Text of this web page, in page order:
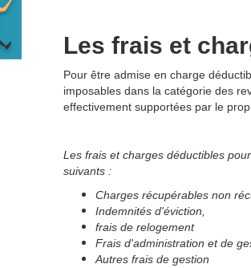
Les frais et
Pour être admise en charge
imposables dans la catégorie des
effectivement supportées par le
Les frais et charges déductibles
suivants :
Charges récupérables non
Indemnités d'éviction,
frais de relogement
Frais d'administration et de
Autres frais de gestion